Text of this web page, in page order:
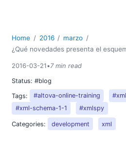
Home 2016
marzo
¿Qué novedades presenta el
2016-03-21•7 min read
Status: #blog
Tags:
#altova-online-training
#xml-schema-1-1
#xmlspy
Categories: development xml